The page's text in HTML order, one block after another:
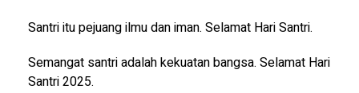
Santri itu pejuang ilmu dan iman. Selamat Hari Santri.
Semangat santri adalah kekuatan bangsa. Selamat Hari
Santri 2025.